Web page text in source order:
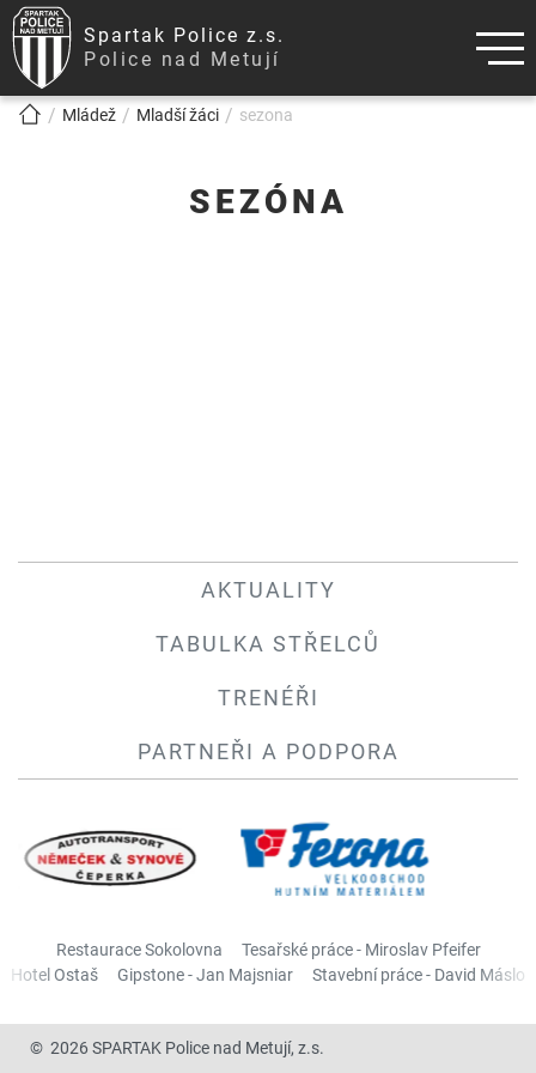
Spartak Police z.s.
Police nad Metují
!!!BREADCRUMB!!!
Mládež Mladší žáci sezona
SEZÓNA
AKTUALITY
TABULKA STŘELCŮ
TRENÉŘI
PARTNEŘI A PODPORA
Restaurace Sokolovna
Tesařské práce - Miroslav Pfeifer
Hotel Ostaš
Gipstone - Jan Majsniar Stavební práce - David Máslo
© 2026 SPARTAK Police nad Metují, z.s.